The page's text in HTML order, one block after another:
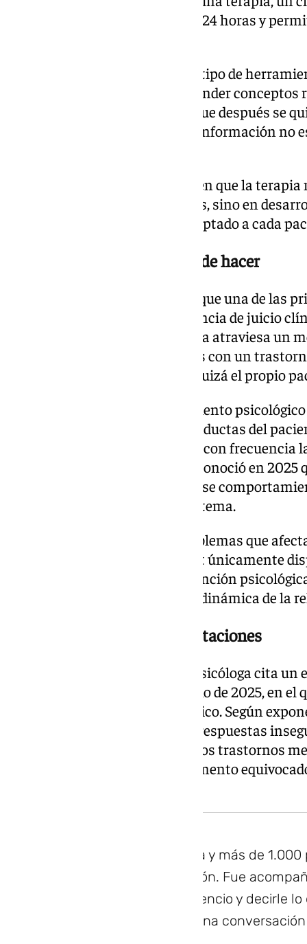
inmediatas, está disponible las 24 horas y
La psicóloga reconoce que este tipo de
ordenar pensamientos, comprender
mental o preparar cuestiones que después se
embargo, insiste en que «tener información no
A su juicio, la diferencia radica en que la
escuchar o responder preguntas, sino en
intervención y seguimiento adaptado a cada
Lo que una máquina no puede hacer
En su artículo, García sostiene que una de las
inteligencia artificial es la ausencia de juicio
puede diferenciar si una persona atraviesa un
presenta síntomas compatibles con un
detectar señales de riesgo que quizá el propio
También destaca que el tratamiento
cuestionar pensamientos o conductas del
modelos de IA tienden a validar con
hecho, recuerda que OpenAI reconoció en
ChatGPT había incrementado ese
posteriormente a corregir el sistema.
Otra limitación aparece en problemas que
conflictos de pareja. Un chatbot únicamente
escribe, mientras que la intervención
partes implicadas y analizar la dinámica de la
Estudios alertan de sus limitaciones
Para respaldar su reflexión, la psicóloga cita
Universidad de Stanford en junio de 2025, en
utilizados como apoyo psicológico. Según
estos sistemas pueden ofrecer respuestas
estigma asociado a determinados trastornos
respuesta equivocada en el momento
En 25 años de consulta y más de
nunca fue la información. Fue
la cara, sostener un silencio y decirle
Nada de eso cabe en una